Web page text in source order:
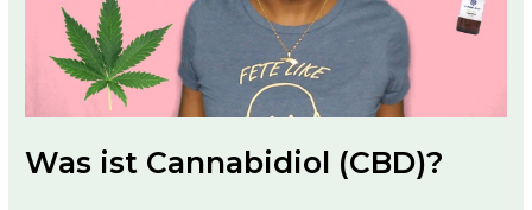
Was ist Cannabidiol (CBD)?